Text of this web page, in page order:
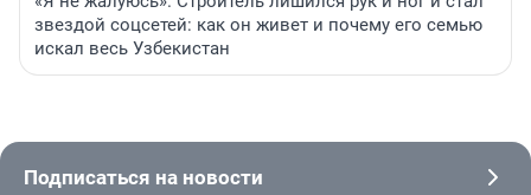
звездой соцсетей: как он живет и почему его семью
искал весь Узбекистан
Подписаться на новости